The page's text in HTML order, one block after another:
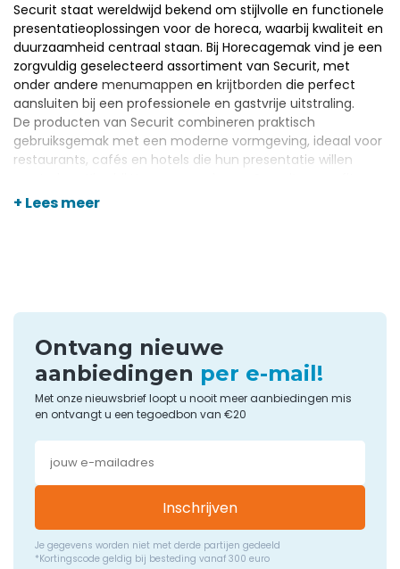
Securit staat wereldwijd bekend om stijlvolle en functionele
presentatieoplossingen voor de horeca, waarbij kwaliteit en
duurzaamheid centraal staan. Bij Horecagemak vind je een
zorgvuldig geselecteerd assortiment van Securit, met
onder andere menumappen en krijtborden die perfect
aansluiten bij een professionele en gastvrije uitstraling.
De producten van Securit combineren praktisch
gebruiksgemak met een moderne vormgeving, ideaal voor
restaurants, cafés en hotels die hun presentatie willen
van topkwaliteit, scherpe prijzen en persoonlijk advies voor
+ Lees meer
Ontvang nieuwe
aanbiedingen per e-mail!
Met onze nieuwsbrief loopt u nooit meer aanbiedingen mis
en ontvangt u een tegoedbon van €20
Inschrijven
Je gegevens worden niet met derde partijen gedeeld
*Kortingscode geldig bij besteding vanaf 300 euro